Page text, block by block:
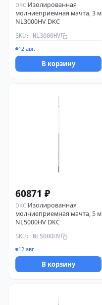
DKC Изолированная
молниеприемная мачта, 3 м
NL3000HV DKC
SKU: NL3000HV
12 авг.
В корзину
60871 ₽
DKC Изолированная
молниеприемная мачта, 5 м
NL5000HV DKC
SKU: NL5000HV
12 авг.
В корзину